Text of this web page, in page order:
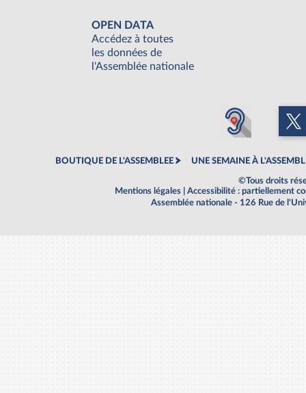
OPEN DATA
Accédez à toutes
les données de
l'Assemblée nationale
BOUTIQUE DE L'ASSEMBLEE UNE SEMAINE À
©Tous droits
Mentions légales
Accessibilité : partiellement
Assemblée nationale - 126 Rue de